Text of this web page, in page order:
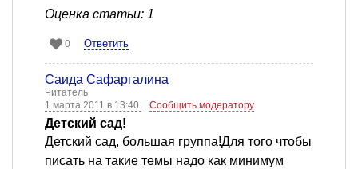
Оценка статьи: 1
0 Ответить
Саида Сафаргалина
Читатель
1 марта 2011 в 13:40
Сообщить модератору
Детский сад!
Детский сад, большая группа!Для того чтобы
писать на такие темы надо как минимум